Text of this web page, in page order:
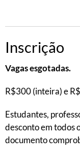
Inscrição
Vagas esgotadas.
R$300 (inteira) e
Estudantes,
desconto em todos
documento